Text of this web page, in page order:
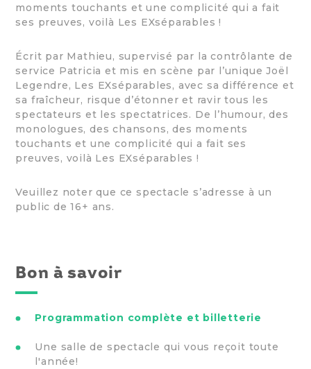
moments touchants et une complicité qui a fait
ses preuves, voilà Les EXséparables !
Écrit par Mathieu, supervisé par la contrôlante de
service Patricia et mis en scène par l’unique Joël
Legendre, Les EXséparables, avec sa différence et
sa fraîcheur, risque d’étonner et ravir tous les
spectateurs et les spectatrices. De l’humour, des
monologues, des chansons, des moments
touchants et une complicité qui a fait ses
preuves, voilà Les EXséparables !
Veuillez noter que ce spectacle s’adresse à un
public de 16+ ans.
Bon à savoir
Programmation complète et billetterie
Une salle de spectacle qui vous reçoit toute
l'année!